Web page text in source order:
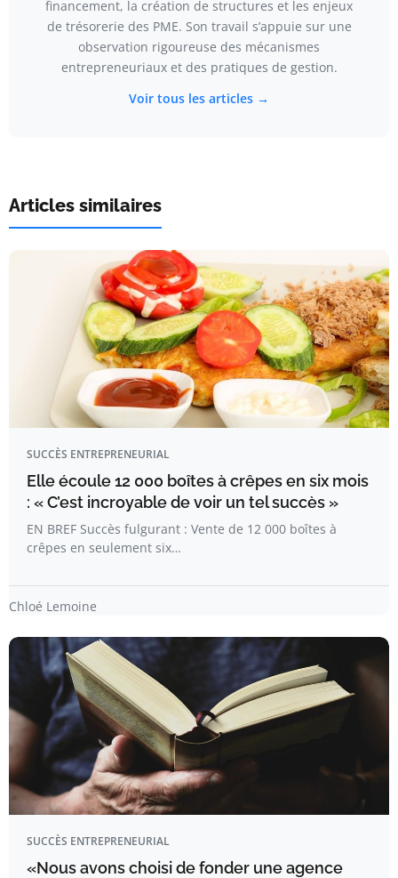
financement, la création de structures et les enjeux
de trésorerie des PME. Son travail s’appuie sur une
observation rigoureuse des mécanismes
entrepreneuriaux et des pratiques de gestion.
Voir tous les articles →
Articles similaires
SUCCÈS ENTREPRENEURIAL
Elle écoule 12 000 boîtes à crêpes en six mois
: « C’est incroyable de voir un tel succès »
EN BREF Succès fulgurant : Vente de 12 000 boîtes à
crêpes en seulement six…
Chloé Lemoine
SUCCÈS ENTREPRENEURIAL
«Nous avons choisi de fonder une agence